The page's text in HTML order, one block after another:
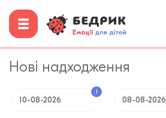
Нові надходження
10-08-2026
1
08-08-2026